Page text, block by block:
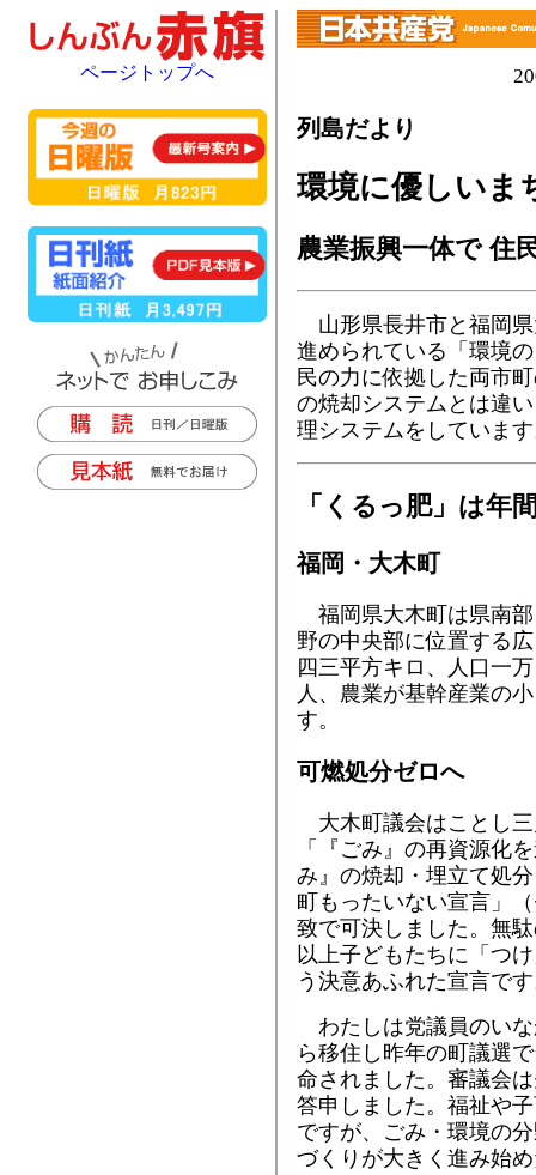
列島だより
環境に優しいま
農業振興一体で 住
山形県長井市と福岡
進められている「環境
民の力に依拠した両市
の焼却システムとは違
理システムをしていま
「くるっ肥」は年
福岡・大木町
福岡県大木町は県南
野の中央部に位置する
四三平方キロ、人口一
人、農業が基幹産業の
す。
可燃処分ゼロへ
大木町議会はことし
「『ごみ』の再資源化
み』の焼却・埋立て処
町もったいない宣言」
致で可決しました。無
以上子どもたちに「つ
う決意あふれた宣言で
わたしは党議員のい
ら移住し昨年の町議選
命されました。審議会
答申しました。福祉や
ですが、ごみ・環境の
づくりが大きく進み始
ページトップへ